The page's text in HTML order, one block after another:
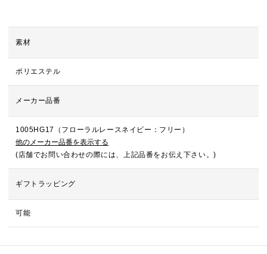
素材
ポリエステル
メーカー品番
1005HG17（フローラルレースネイビー：フリー）
他のメーカー品番を表示する
(店舗でお問い合わせの際には、上記品番をお伝え下さい。)
ギフトラッピング
可能